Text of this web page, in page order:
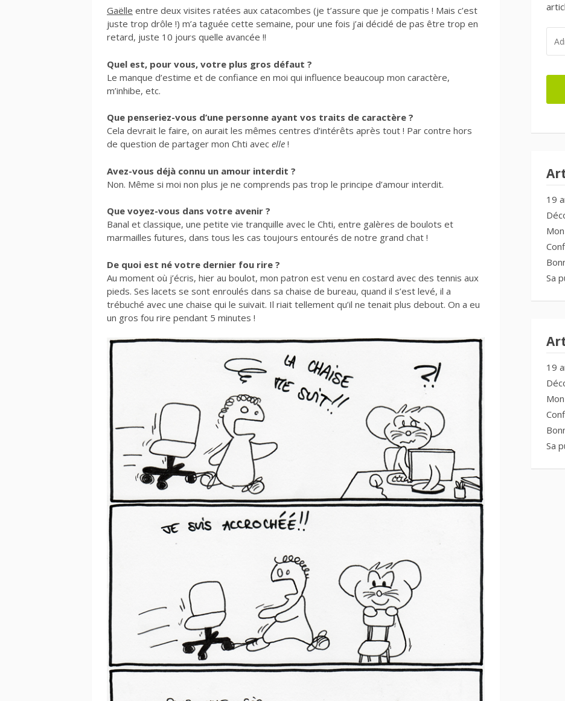
Gaëlle entre deux visites ratées aux catacombes (je t’assure que je compatis ! Mais c’est
juste trop drôle !) m’a taguée cette semaine, pour une fois j’ai décidé de pas être trop en
retard, juste 10 jours quelle avancée !!
Quel est, pour vous, votre plus gros défaut ?
Le manque d’estime et de confiance en moi qui influence beaucoup mon caractère,
m’inhibe, etc.
Que penseriez-vous d’une personne ayant vos traits de caractère ?
Cela devrait le faire, on aurait les mêmes centres d’intérêts après tout ! Par contre hors
de question de partager mon Chti avec elle !
Avez-vous déjà connu un amour interdit ?
Non. Même si moi non plus je ne comprends pas trop le principe d’amour interdit.
Que voyez-vous dans votre avenir ?
Banal et classique, une petite vie tranquille avec le Chti, entre galères de boulots et
marmailles futures, dans tous les cas toujours entourés de notre grand chat !
De quoi est né votre dernier fou rire ?
Au moment où j’écris, hier au boulot, mon patron est venu en costard avec des tennis aux
pieds. Ses lacets se sont enroulés dans sa chaise de bureau, quand il s’est levé, il a
trébuché avec une chaise qui le suivait. Il riait tellement qu’il ne tenait plus debout. On a eu
un gros fou rire pendant 5 minutes !
19
Sa
19
Sa